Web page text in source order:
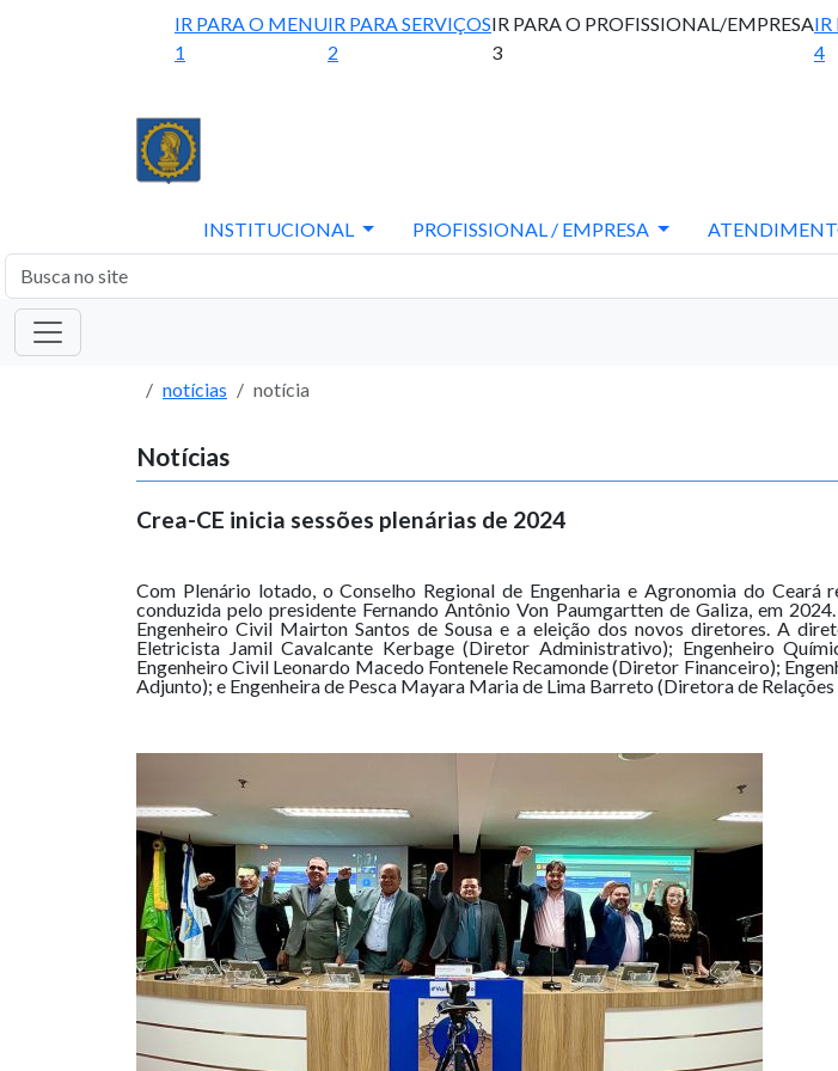
IR PARA O MENU
1
IR PARA SERVIÇOS
2
IR PARA O PROFISSIONAL/EMPRESA
3
IR
4
INSTITUCIONAL PROFISSIONAL / EMPRESA
notícias notícia
Notícias
Crea-CE inicia sessões plenárias de 2024
Com Plenário lotado, o Conselho Regional de Engenharia e Agronomia do
conduzida pelo presidente Fernando Antônio Von Paumgartten de Galiza, em
Engenheiro Civil Mairton Santos de Sousa e a eleição dos novos diretores. A
Eletricista Jamil Cavalcante Kerbage (Diretor Administrativo); Engenheiro
Engenheiro Civil Leonardo Macedo Fontenele Recamonde (Diretor Financeiro);
Adjunto); e Engenheira de Pesca Mayara Maria de Lima Barreto (Diretora de